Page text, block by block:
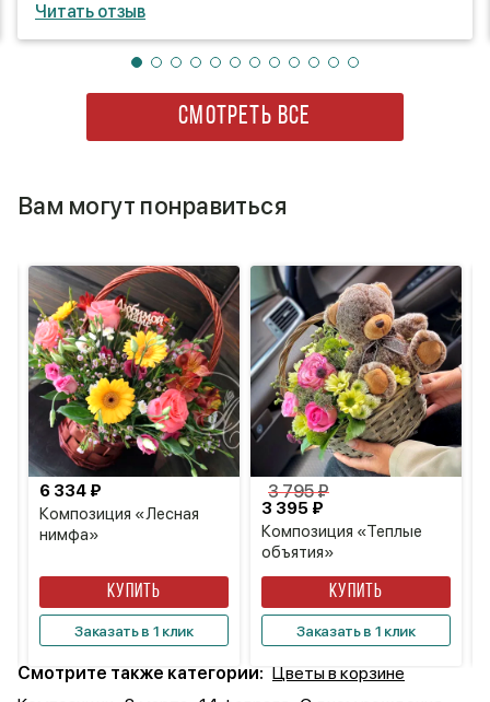
добавило интриги. Спасибо всем кто участвовал в
организации цветочного подарка. Сюрприз удался на
славу. Сестра не ожидала такого.Была приятно
удивлена и обрадована. Букет всем очень понравился.
Думаю клиентов у вас теперь прибавится.
ОГРОМНОЕ СПАСИБО .
Читать отзыв
СМОТРЕТЬ ВСЕ
Вам могут понравиться
Композиция «Лесная
нимфа»
6 334 ₽
КУПИТЬ
Заказать в 1 клик
Композиция «Теплые
объятия»
3 395 ₽
3 795 ₽
КУПИТЬ
Заказать в 1 клик
Смотрите также категории: Цветы в корзине